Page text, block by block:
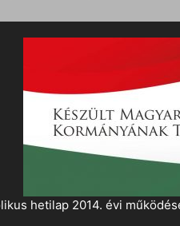
hetilap 2014. évi